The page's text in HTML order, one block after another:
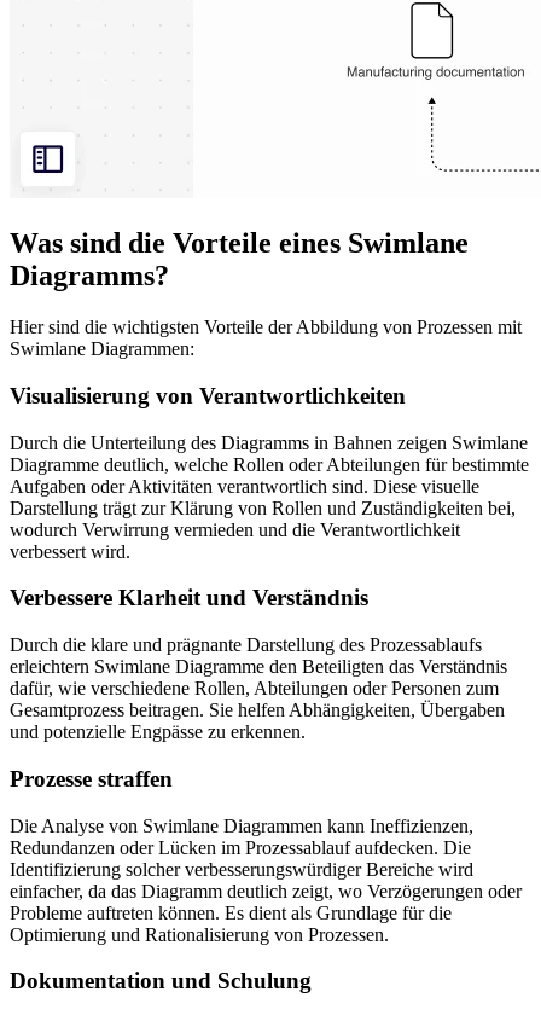
Was sind die Vorteile eines Swimlane
Diagramms?
Hier sind die wichtigsten Vorteile der Abbildung von Prozessen mit
Swimlane Diagrammen:
Visualisierung von Verantwortlichkeiten
Durch die Unterteilung des Diagramms in Bahnen zeigen Swimlane
Diagramme deutlich, welche Rollen oder Abteilungen für bestimmte
Aufgaben oder Aktivitäten verantwortlich sind. Diese visuelle
Darstellung trägt zur Klärung von Rollen und Zuständigkeiten bei,
wodurch Verwirrung vermieden und die Verantwortlichkeit
verbessert wird.
Verbessere Klarheit und Verständnis
Durch die klare und prägnante Darstellung des Prozessablaufs
erleichtern Swimlane Diagramme den Beteiligten das Verständnis
dafür, wie verschiedene Rollen, Abteilungen oder Personen zum
Gesamtprozess beitragen. Sie helfen Abhängigkeiten, Übergaben
und potenzielle Engpässe zu erkennen.
Prozesse straffen
Die Analyse von Swimlane Diagrammen kann Ineffizienzen,
Redundanzen oder Lücken im Prozessablauf aufdecken. Die
Identifizierung solcher verbesserungswürdiger Bereiche wird
einfacher, da das Diagramm deutlich zeigt, wo Verzögerungen oder
Probleme auftreten können. Es dient als Grundlage für die
Optimierung und Rationalisierung von Prozessen.
Dokumentation und Schulung